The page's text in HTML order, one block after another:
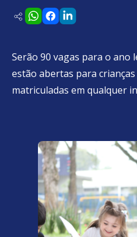
Serão 90 vagas para o ano
estão abertas para crianças
matriculadas em qualquer